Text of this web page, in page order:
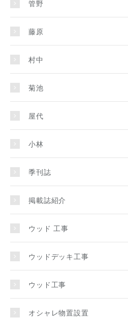
管野
藤原
村中
菊池
屋代
小林
季刊誌
掲載誌紹介
ウッド 工事
ウッドデッキ工事
ウッド工事
オシャレ物置設置